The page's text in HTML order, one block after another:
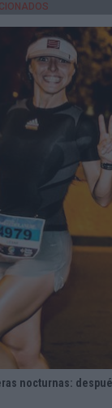
nocturnas: